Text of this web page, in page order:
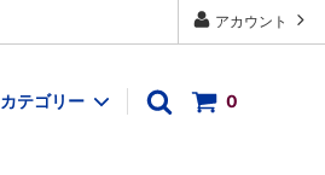
アカウント
0
カテゴリー